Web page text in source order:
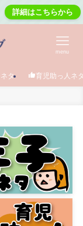
詳細はこちらから
menu
タ 育児助っ人ネ